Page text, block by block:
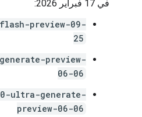
في 17 فبراير 2026:
preview-09-
25
preview-
06-06
ultra-generate-
preview-06-06